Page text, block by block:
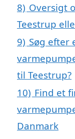
8) Oversigt
Teestrup
9) Søg efter
til Teestrup?
10) Find et
Danmark